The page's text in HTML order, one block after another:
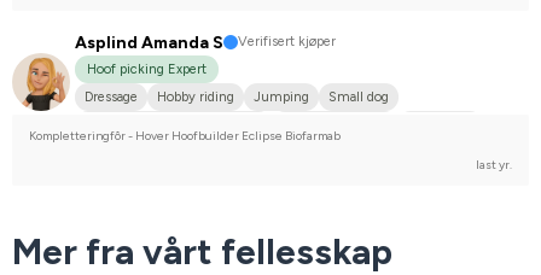
Asplind Amanda S
Verifisert kjøper
Hoof picking Expert
Dressage
Hobby riding Jumping
Small dog
Kompletteringfôr - Hover Hoofbuilder Eclipse Biofarmab
last yr.
Mer fra vårt fellesskap